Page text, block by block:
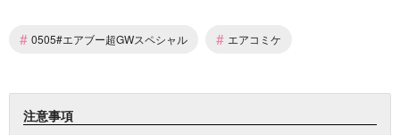
# 0505#エアブー超GWスペシャル # エアコミケ
注意事項